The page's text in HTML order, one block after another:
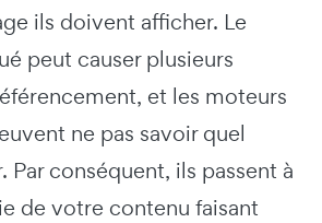
ils doivent afficher. Le
peut causer plusieurs
et les moteurs
ne pas savoir quel
Par conséquent, ils passent à
de votre contenu faisant